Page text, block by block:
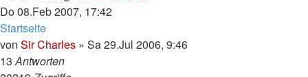
Do 08.Feb 2007, 17:42
Startseite
von Sir Charles » Sa 29.Jul 2006, 9:46
13Antworten